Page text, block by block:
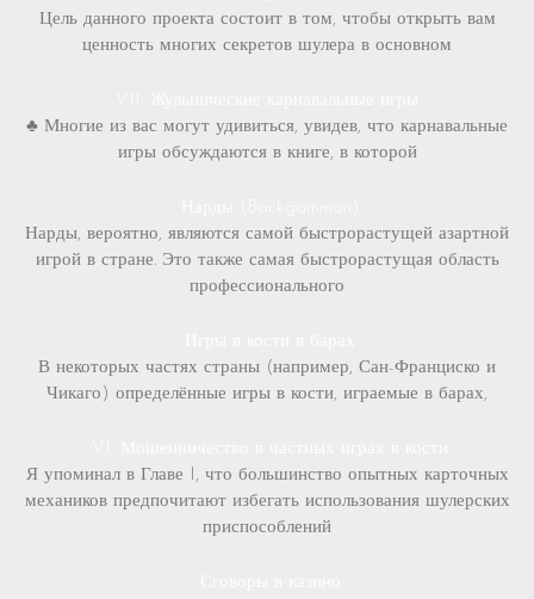
Цель данного проекта состоит в том, чтобы открыть вам
ценность многих секретов шулера в основном
♣ Многие из вас могут удивиться, увидев, что карнавальные
игры обсуждаются в книге, в которой
Нарды, вероятно, являются самой быстрорастущей азартной
игрой в стране. Это также самая быстрорастущая область
профессионального
В некоторых частях страны (например, Сан-Франциско и
Чикаго) определённые игры в кости, играемые в барах,
Я упоминал в Главе I, что большинство опытных карточных
механиков предпочитают избегать использования шулерских
приспособлений